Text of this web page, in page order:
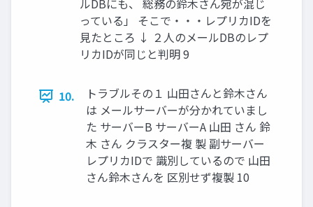
ルDBにも、 総務の鈴木さん宛が混じ
っている」 そこで・・・レプリカIDを
見たところ ↓ ２人のメールDBのレプ
リカIDが同じと判明 9
10.
トラブルその１ 山田さんと鈴木さん
は メールサーバーが分かれていまし
た サーバーB サーバーA 山田 さん 鈴
木 さん クラスター複 製 副サーバー
レプリカIDで 識別しているので 山田
さん鈴木さんを 区別せず複製 10